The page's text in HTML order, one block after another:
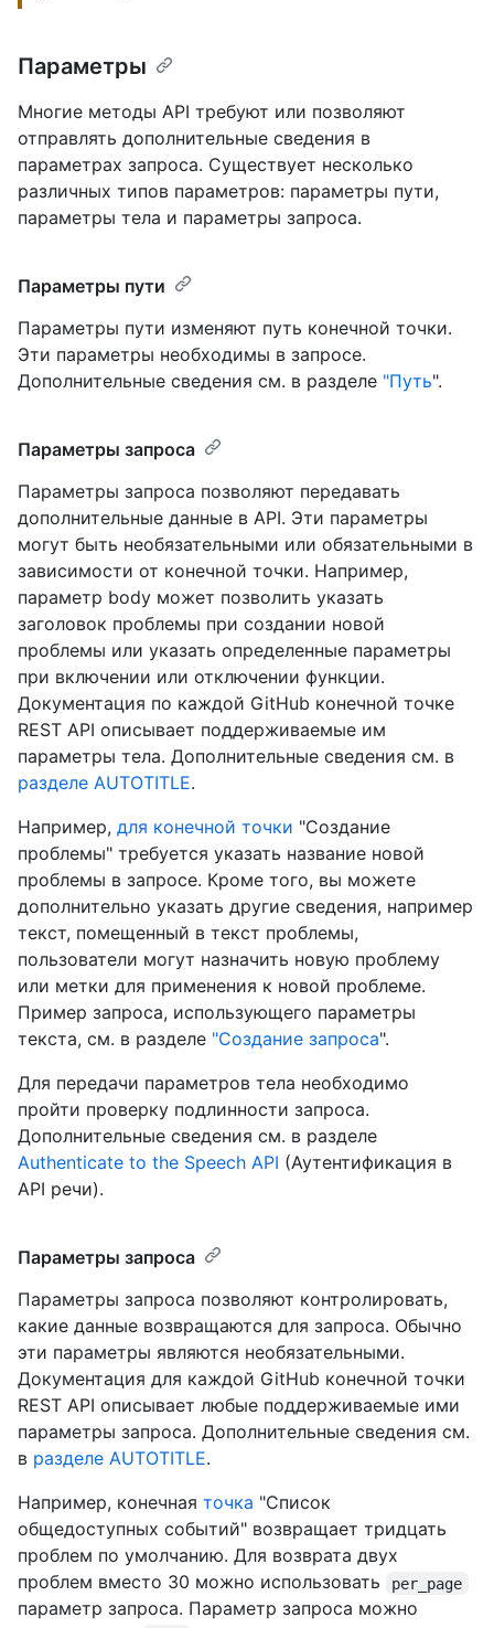
Параметры
Многие методы API требуют или позволяют
отправлять дополнительные сведения в
параметрах запроса. Существует несколько
различных типов параметров: параметры пути,
параметры тела и параметры запроса.
Параметры пути
Параметры пути изменяют путь конечной точки.
Эти параметры необходимы в запросе.
Дополнительные сведения см. в разделе "Путь".
Параметры запроса
Параметры запроса позволяют передавать
дополнительные данные в API. Эти параметры
могут быть необязательными или обязательными в
зависимости от конечной точки. Например,
параметр body может позволить указать
заголовок проблемы при создании новой
проблемы или указать определенные параметры
при включении или отключении функции.
Документация по каждой GitHub конечной точке
REST API описывает поддерживаемые им
параметры тела. Дополнительные сведения см. в
разделе AUTOTITLE.
Например, для конечной точки "Создание
проблемы" требуется указать название новой
проблемы в запросе. Кроме того, вы можете
дополнительно указать другие сведения, например
текст, помещенный в текст проблемы,
пользователи могут назначить новую проблему
или метки для применения к новой проблеме.
Пример запроса, использующего параметры
текста, см. в разделе "Создание запроса".
Для передачи параметров тела необходимо
пройти проверку подлинности запроса.
Дополнительные сведения см. в разделе
Authenticate to the Speech API (Аутентификация в
API речи).
Параметры запроса
Параметры запроса позволяют контролировать,
какие данные возвращаются для запроса. Обычно
эти параметры являются необязательными.
Документация для каждой GitHub конечной точки
REST API описывает любые поддерживаемые ими
параметры запроса. Дополнительные сведения см.
в разделе AUTOTITLE.
Например, конечная точка "Список
общедоступных событий" возвращает тридцать
проблем по умолчанию. Для возврата двух
проблем вместо 30 можно использовать
per_page
параметр запроса. Параметр запроса можно